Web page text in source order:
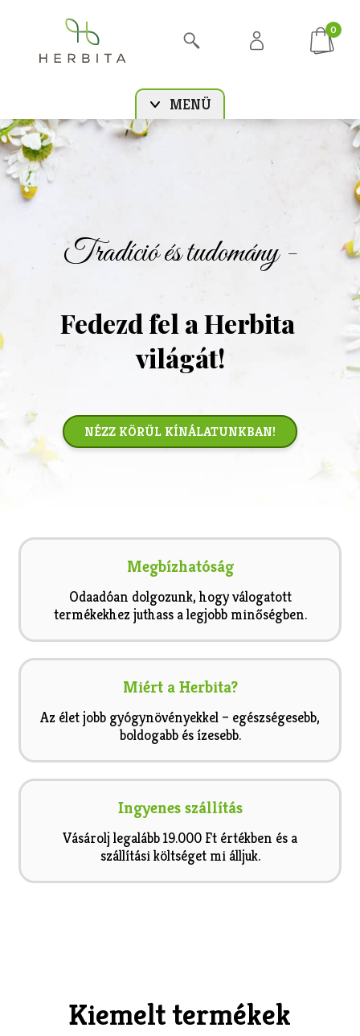
0
MENÜ
Tradíció és tudomány -
Fedezd fel a Herbita
világát!
NÉZZ KÖRÜL KÍNÁLATUNKBAN!
Megbízhatóság
Odaadóan dolgozunk, hogy válogatott
termékekhez juthass a legjobb minőségben.
Miért a Herbita?
Az élet jobb gyógynövényekkel – egészségesebb,
boldogabb és ízesebb.
Ingyenes szállítás
Vásárolj legalább 19.000 Ft értékben és a
szállítási költséget mi álljuk.
Kiemelt termékek